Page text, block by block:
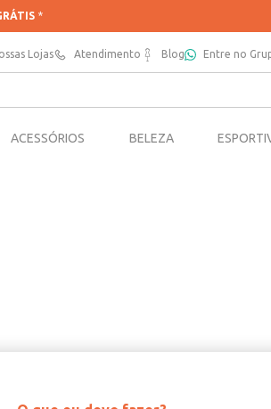
*
Lojas Atendimento Blog Entre no
ACESSÓRIOS BELEZA